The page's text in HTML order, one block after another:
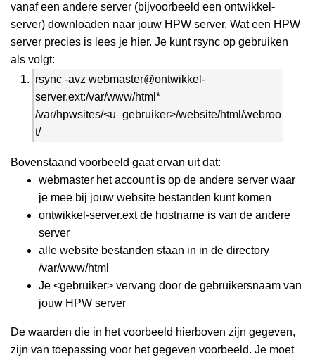
vanaf een andere server (bijvoorbeeld een ontwikkel-
server) downloaden naar jouw HPW server. Wat een HPW
server precies is lees je hier. Je kunt rsync op gebruiken
als volgt:
rsync -avz webmaster@ontwikkel-
server.ext:/var/www/html*
/var/hpwsites/<u_gebruiker>/website/html/webroo
t/
Bovenstaand voorbeeld gaat ervan uit dat:
webmaster het account is op de andere server waar
je mee bij jouw website bestanden kunt komen
ontwikkel-server.ext de hostname is van de andere
server
alle website bestanden staan in in de directory
/var/www/html
Je <gebruiker> vervang door de gebruikersnaam van
jouw HPW server
De waarden die in het voorbeeld hierboven zijn gegeven,
zijn van toepassing voor het gegeven voorbeeld. Je moet